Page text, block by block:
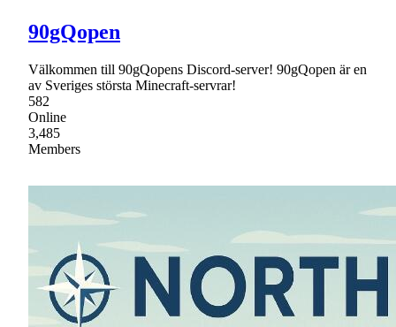
90gQopen
Välkommen till 90gQopens Discord-server! 90gQopen är en
av Sveriges största Minecraft-servrar!
582
Online
3,485
Members